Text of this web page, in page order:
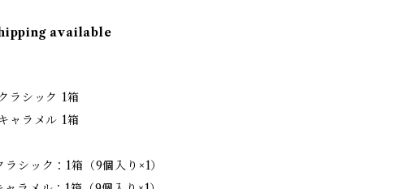
available
ラシック 1箱
ャラメル 1箱
シック：1箱（9個入り×1）